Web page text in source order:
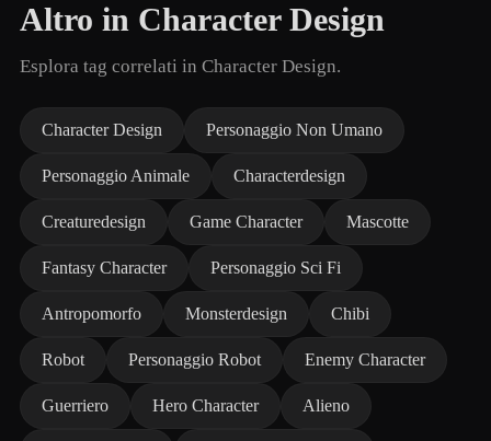
Altro in Character Design
Esplora tag correlati in Character Design.
Character Design Personaggio Non Umano
Personaggio Animale Characterdesign
Creaturedesign Game Character Mascotte
Fantasy Character Personaggio Sci Fi
Antropomorfo Monsterdesign Chibi
Robot Personaggio Robot Enemy Character
Guerriero Hero Character Alieno